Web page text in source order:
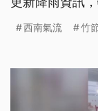
勢會更加劇烈
西南氣流 竹